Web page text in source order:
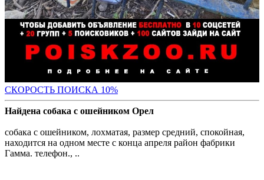
СКОРОСТЬ ПОИСКА 10%
Найдена собака с ошейником Орел
собака с ошейником, лохматая, размер средний, спокойная,
находится на одном месте с конца апреля район фабрики
Гамма. телефон., ..